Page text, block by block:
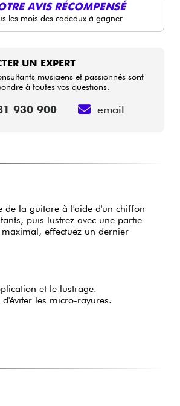
AVIS RÉCOMPENSÉ
les mois des cadeaux à gagner
UN EXPERT
musiciens et passionnés sont
à toutes vos questions.
930 900 email
de la guitare à l'aide d'un chiffon
puis lustrez avec une partie
effectuez un dernier
et le lustrage.
les micro-rayures.